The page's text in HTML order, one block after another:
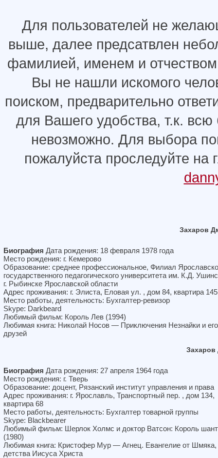
Для пользователей не
выше, далее предсатвлен
фамилией, именем и
Вы не нашли искомого
поиском, предварительно
для Вашего удобства, т.к.
невозможно. Для выбора
пожалуйста проследуйте на
Захаров
Биография Дата рождения: 18 февраля 1978 года
Место рождения: г. Кемерово
Образование: среднее профессиональное, Филиал
государственного педагогического университета им. К.Д.
г. Рыбинске Ярославской области
Адрес проживания: г. Элиста, Еловая ул. , дом 84, квартира 145
Место работы, деятельность: Бухгалтер-ревизор
Skype: Darkbeard
Любимый фильм: Король Лев (1994)
Любимая книга: Николай Носов — Приключения Незнайки и его
друзей
Захаров
Биография Дата рождения: 27 апреля 1964 года
Место рождения: г. Тверь
Образование: доцент, Рязанский институт управления и права
Адрес проживания: г. Ярославль, Транспортный пер. , дом 134,
квартира 68
Место работы, деятельность: Бухгалтер товарной группы
Skype: Blackbearer
Любимый фильм: Шерлок Холмс и доктор Ватсон: Король
(1980)
Любимая книга: Кристофер Мур — Агнец. Евангелие от Шмяка,
детства Иисуса Христа